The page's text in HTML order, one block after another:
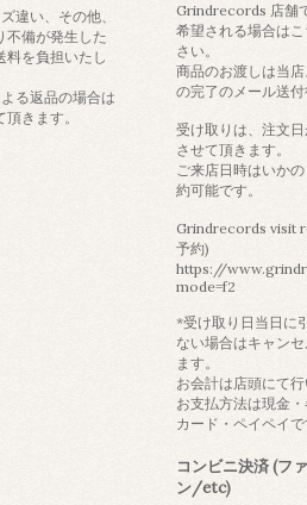
違い、その他、
不備が発生した
料を負担いたし
る返品の場合は
きます。
Grindrecords 店舗
希望される場合は
さい。
商品のお渡しは当
の完了のメール送付
受け取りは、注文日
させて頂きます。
ご来店日時はいか
約可能です。
Grindrecords visit
予約)
https://
mode=f2
*受け取り日当日に
ない場合はキャン
ます。
お会計は店頭にて行
お支払方法は現金
カード・ペイペイで
コンビニ決済 (フ
ン/etc)